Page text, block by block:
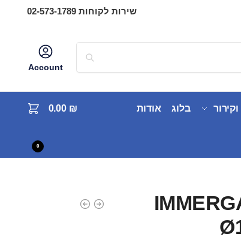
שירות לקוחות 02-573-1789
Account
בלוג אודות ₪
0